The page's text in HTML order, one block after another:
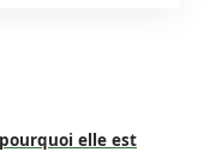
elle est